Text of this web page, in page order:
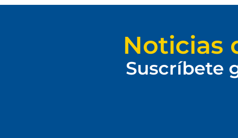
Noticias
Suscríbete